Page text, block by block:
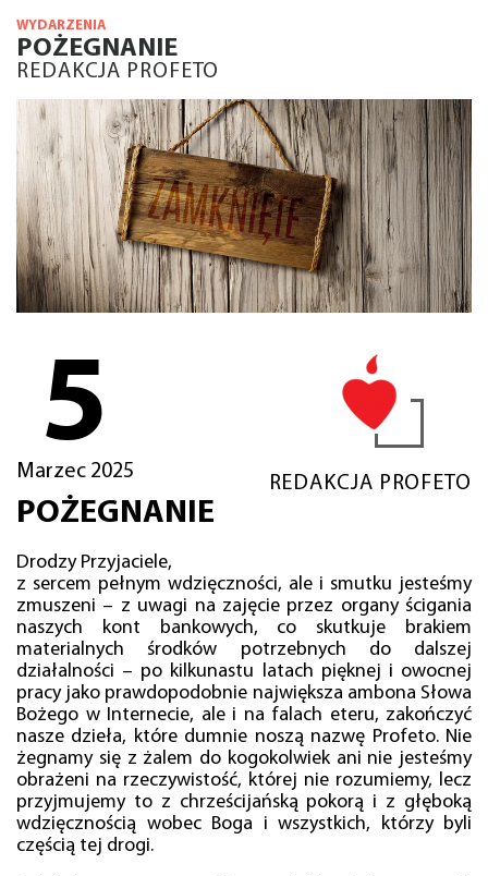
WYDARZENIA
POŻEGNANIE
REDAKCJA PROFETO
5
Marzec 2025
REDAKCJA PROFETO
POŻEGNANIE
Drodzy Przyjaciele,
z sercem pełnym wdzięczności, ale i smutku jesteśmy
zmuszeni – z uwagi na zajęcie przez organy ścigania
naszych kont bankowych, co skutkuje brakiem
materialnych środków potrzebnych do dalszej
działalności – po kilkunastu latach pięknej i owocnej
pracy jako prawdopodobnie największa ambona Słowa
Bożego w Internecie, ale i na falach eteru, zakończyć
nasze dzieła, które dumnie noszą nazwę Profeto. Nie
żegnamy się z żalem do kogokolwiek ani nie jesteśmy
obrażeni na rzeczywistość, której nie rozumiemy, lecz
przyjmujemy to z chrześcijańską pokorą i z głęboką
wdzięcznością wobec Boga i wszystkich, którzy byli
częścią tej drogi.